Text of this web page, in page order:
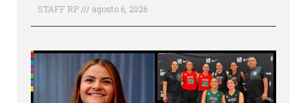
STAFF RP agosto 6, 2026